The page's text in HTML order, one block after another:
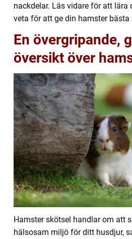
nackdelar. Läs vidare för att lära
veta för att ge din hamster
En övergripande,
översikt över
Hamster skötsel handlar om att
hälsosam miljö för ditt husdjur,